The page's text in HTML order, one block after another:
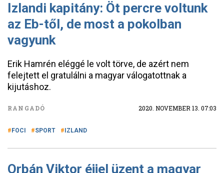
Izlandi kapitány: Öt percre voltunk
az Eb-től, de most a pokolban
vagyunk
Erik Hamrén eléggé le volt törve, de azért nem
felejtett el gratulálni a magyar válogatottnak a
kijutáshoz.
RANGADÓ 2020. NOVEMBER 13. 07:03
FOCI SPORT IZLAND
Orbán Viktor éjjel üzent a magyar